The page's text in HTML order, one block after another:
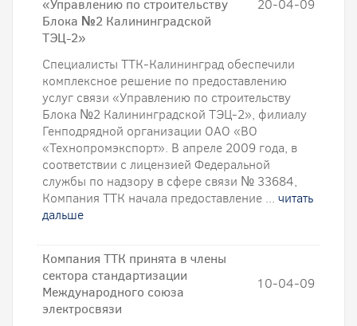
«Управлению по строительству
Блока №2 Калининградской
ТЭЦ-2»
20-04-09
Специалисты ТТК-Калининград обеспечили
комплексное решение по предоставлению
услуг связи «Управлению по строительству
Блока №2 Калининградской ТЭЦ-2», филиалу
Генподрядной организации ОАО «ВО
«Технопромэкспорт». В апреле 2009 года, в
соответствии с лицензией Федеральной
службы по надзору в сфере связи № 33684,
Компания ТТК начала предоставление ... читать
дальше
Компания ТТК принята в члены
сектора стандартизации
Международного союза
электросвязи
10-04-09